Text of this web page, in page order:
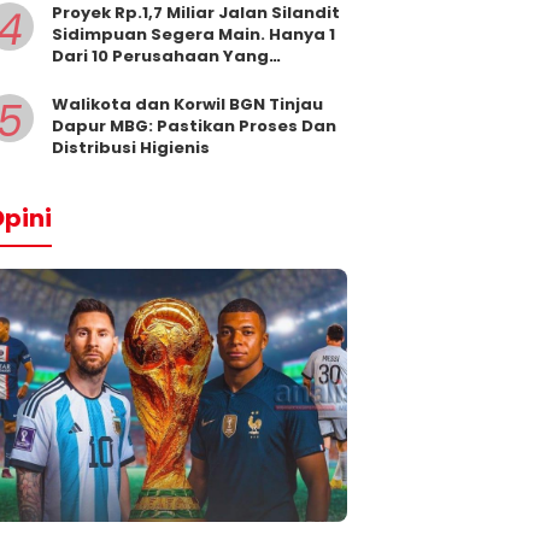
Proyek Rp.1,7 Miliar Jalan Silandit
Sidimpuan Segera Main. Hanya 1
Dari 10 Perusahaan Yang
Walikota dan Korwil BGN Tinjau
Dapur MBG: Pastikan Proses Dan
Distribusi Higienis